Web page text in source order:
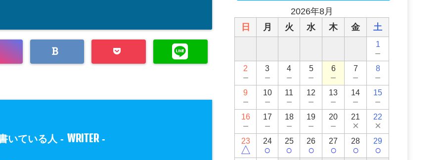
いている人 - WRITER-
2026年8月
日
月 火 水 木 金 土
1
－
2
－
3
－
4
－
5
－
6
－
7
－
8
－
9
－
10
－
11
－
12
－
13
－
14
－
15
－
16
－
17
－
18
－
19
－
20
－
21
×
22
×
23
△
24
○
25
○
26
○
27
○
28
○
29
○